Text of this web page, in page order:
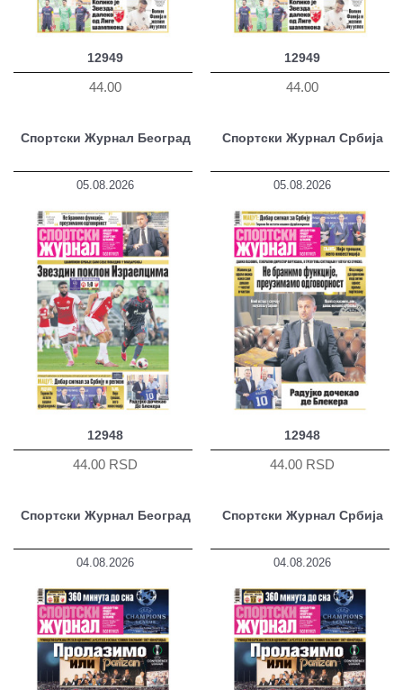
12949
44.00
12949
44.00
Спортски Журнал Београд
05.08.2026
12948
44.00 RSD
Спортски Журнал Србија
05.08.2026
12948
44.00 RSD
Спортски Журнал Београд
04.08.2026
Спортски Журнал Србија
04.08.2026